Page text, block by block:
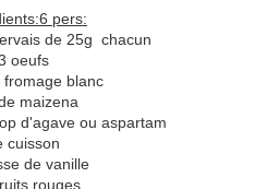
pers:
de 25g chacun
oeufs
fromage blanc
maizena
d'agave ou aspartam
cuisson
de vanille
rouges